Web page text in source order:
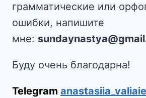
грамматические или
ошибки, напишите
мне:
Буду очень благодарна!
Telegram